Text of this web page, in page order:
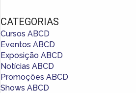
CATEGORIAS
Cursos ABCD
Eventos ABCD
Exposição ABCD
Notícias ABCD
Promoções ABCD
Shows ABCD